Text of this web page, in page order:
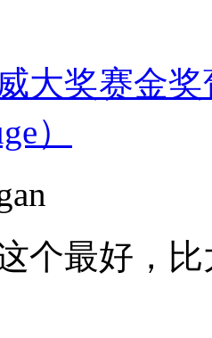
大奖赛金奖
）
个最好，